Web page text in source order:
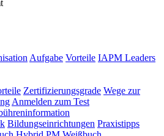
Aufgabe Vorteile IAPM Leaders
Zertifizierungsgrade Wege zur
Anmelden zum Test
Bildungseinrichtungen Praxistipps